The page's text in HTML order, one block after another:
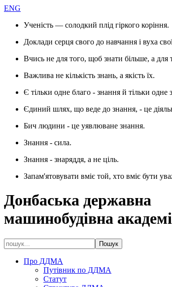
ENG
Ученість — солодкий плід гіркого коріння.
Доклади серця свого до навчання і вуха
Вчись не для того, щоб знати більше, а
Важлива не кількість знань, а якість їх.
Є тільки одне благо - знання й тільки одне
Єдиний шлях, що веде до знання, - це
Бич людини - це уявлюване знання.
Знання - сила.
Знання - знаряддя, а не ціль.
Запам'ятовувати вміє той, хто вміє бути
Донбаська державна
машинобудівна
Про ДДМА
Путівник по ДДМА
Статут